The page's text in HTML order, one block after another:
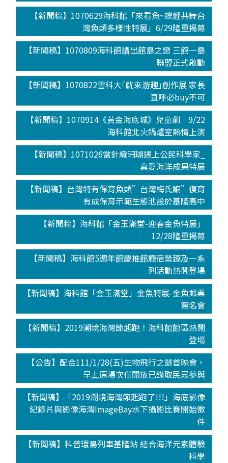
【新聞稿】1070629海科館「來看魚~蝶鯉共舞台
灣魚類多樣性特展」6/29隆重揭幕
【新聞稿】1070809海科館譜出館島之戀 三館一島
聯盟正式啟動
【新聞稿】1070822雲科大｢魷來游趣｣創作展 家長
直呼必buy不可
【新聞稿】1070914《黃金海底城》兒童劇 9/22
海科館北火鍋爐室熱情上演
【新聞稿】1071026當針織珊瑚遇上公民科學家_
真愛海洋成果特展
【新聞稿】台灣特有保育魚類”台灣梅氏鯿”復育
有成保育示範生態池設於基隆高中
【新聞稿】海科館「金玉滿堂-迎春金魚特展」
12/28隆重揭幕
【新聞稿】海科館5週年館慶推館廳宿營趣及一系
列活動熱鬧登場
【新聞稿】海科館「金玉滿堂」金魚特展-金魚郵票
簽名會
【新聞稿】2019潮境海灣節起跑！海科館館區熱鬧
登場
【公告】配合111/1/28(五)生物飛行之謎首映會，
早上原場次僅開放已錄取民眾參與
【新聞稿】「2019潮境海灣節起跑了!!!」海底影像
紀錄片與影像海灣ImageBay水下攝影比賽開始徵
件
【新聞稿】科普環島列車基隆站 結合海洋元素體驗
科學